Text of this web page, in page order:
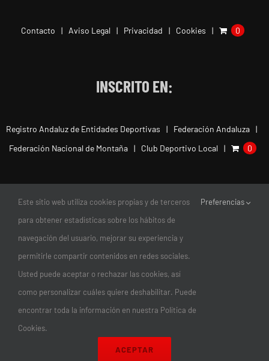
Contacto Aviso Legal Privacidad Cookies 0
INSCRITO EN:
Registro Andaluz de Entidades Deportivas
Federación Andaluza
Federación Nacional de Montaña
Club Deportivo Local 0
© Copyright 2011-2026 |
Este sitio web utiliza cookies propias y de terceros
para obtener estadísticas sobre los hábitos de
navegación del usuario, mejorar su experiencia y
permitirle compartir contenidos en redes sociales.
Usted puede aceptar o rechazar las cookies, así
como personalizar cuáles quiere deshabilitar. Puede
encontrar toda la información en nuestra Política de
Cookies.
Preferencias
ACEPTAR